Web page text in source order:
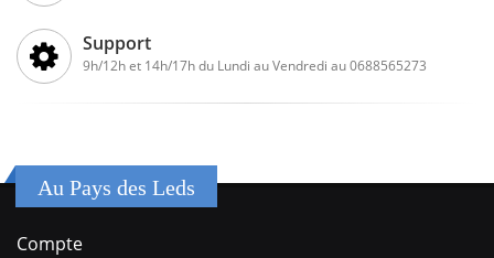
Support
9h/12h et 14h/17h du Lundi au Vendredi au 0688565273
Au Pays des Leds
Compte